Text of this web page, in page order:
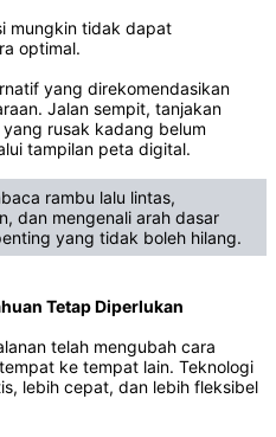
mungkin tidak dapat
optimal.
yang direkomendasikan
Jalan sempit, tanjakan
rusak kadang belum
tampilan peta digital.
rambu lalu lintas,
dan mengenali arah dasar
yang tidak boleh hilang.
Tetap Diperlukan
telah mengubah cara
ke tempat lain. Teknologi
lebih cepat, dan lebih fleksibel